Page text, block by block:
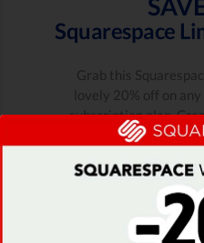
Squarespace
Grab this
lovely 20% off on
subscription plan.
4,512 Pessoas Usaram